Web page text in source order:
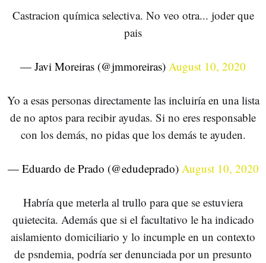
Castracion química selectiva. No veo otra... joder que
pais
— Javi Moreiras (@jmmoreiras) August 10, 2020
Yo a esas personas directamente las incluiría en una lista
de no aptos para recibir ayudas. Si no eres responsable
con los demás, no pidas que los demás te ayuden.
— Eduardo de Prado (@edudeprado) August 10, 2020
Habría que meterla al trullo para que se estuviera
quietecita. Además que si el facultativo le ha indicado
aislamiento domiciliario y lo incumple en un contexto
de psndemia, podría ser denunciada por un presunto